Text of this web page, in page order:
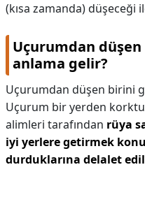
(kısa zamanda) düşeceği
Uçurumdan
anlama gelir?
Uçurumdan düşen birini
Uçurum bir yerden
alimleri tarafından rüya
iyi yerlere getirmek
durduklarına delalet